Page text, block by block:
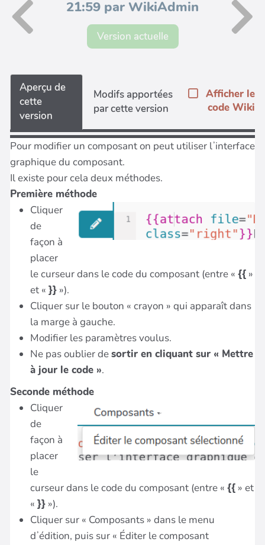
21:59 par WikiAdmin
Version actuelle
Aperçu de
cette
version
Modifs apportées
par cette version
Afficher le
code Wiki